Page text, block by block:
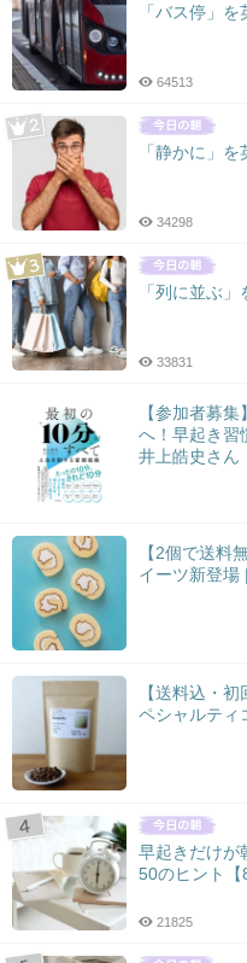
「バス停」
64513
「静かに」
34298
「列に並ぶ
33831
【参加者募
へ！早起き習
井上皓史さん
【2個で送料
イーツ新登場
【送料込・
ペシャルティ
早起きだけが
50のヒント【
21825